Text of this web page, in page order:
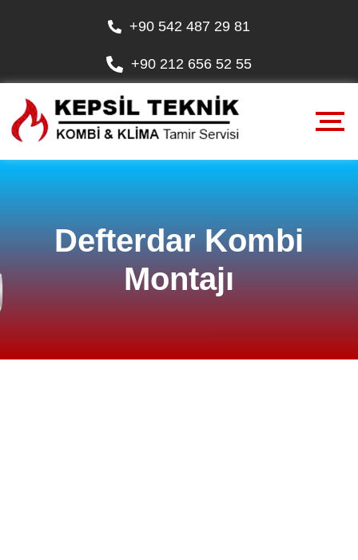
+90 542 487 29 81
+90 212 656 52 55
Defterdar Kombi
Montajı